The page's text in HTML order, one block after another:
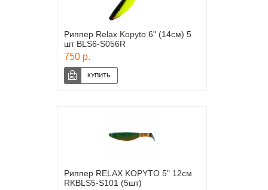
Риппер Relax Kopyto 6" (14см) 5
шт BLS6-S056R
750 р.
Риппер RELAX KOPYTO 5" 12см
RKBLS5-S101 (5шт)